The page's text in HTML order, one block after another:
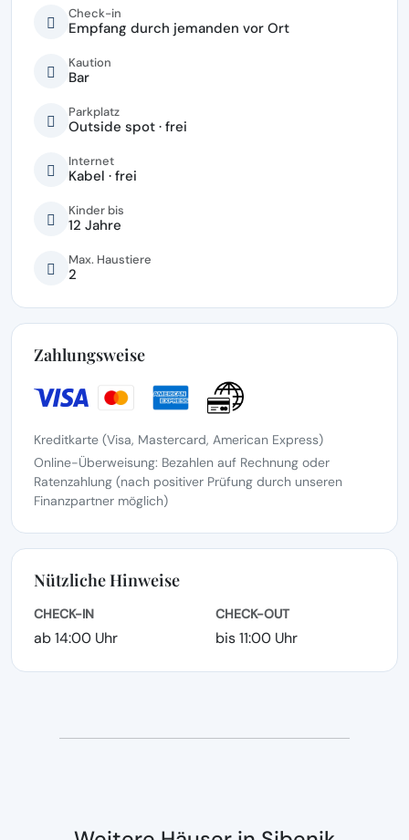
Check-in
Empfang durch jemanden vor Ort
Kaution
Bar
Parkplatz
Outside spot · frei
Internet
Kabel · frei
Kinder bis
12 Jahre
Max. Haustiere
2
Zahlungsweise
Kreditkarte (Visa, Mastercard, American Express)
Online-Überweisung: Bezahlen auf Rechnung oder
Ratenzahlung (nach positiver Prüfung durch unseren
Finanzpartner möglich)
Nützliche Hinweise
CHECK-IN
ab 14:00 Uhr
CHECK-OUT
bis 11:00 Uhr